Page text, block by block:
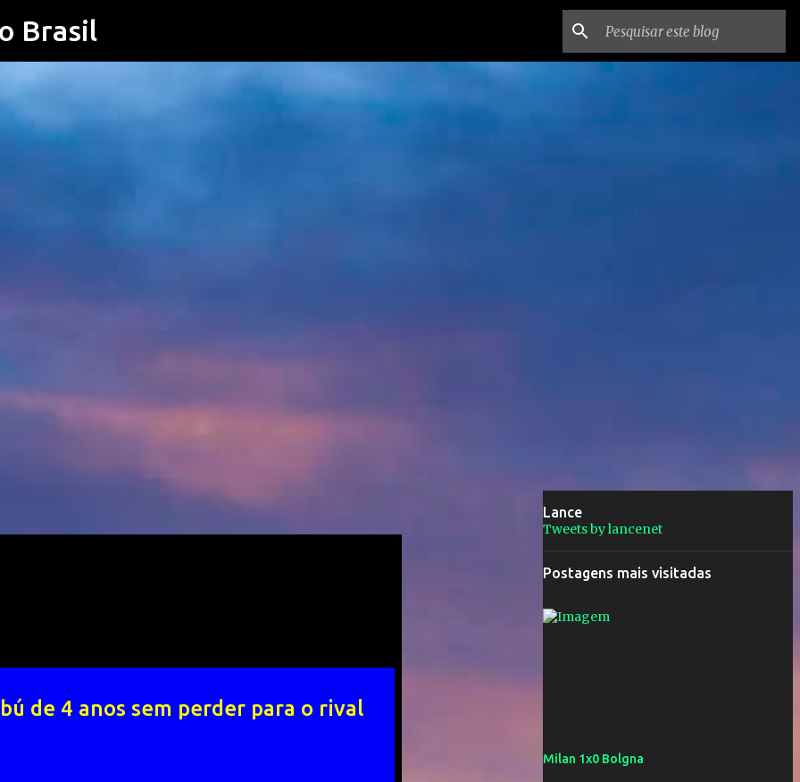
Brasil
de 4 anos sem perder para o rival
Lance
Tweets by lancenet
Postagens mais visitadas
Milan 1x0 Bolgna